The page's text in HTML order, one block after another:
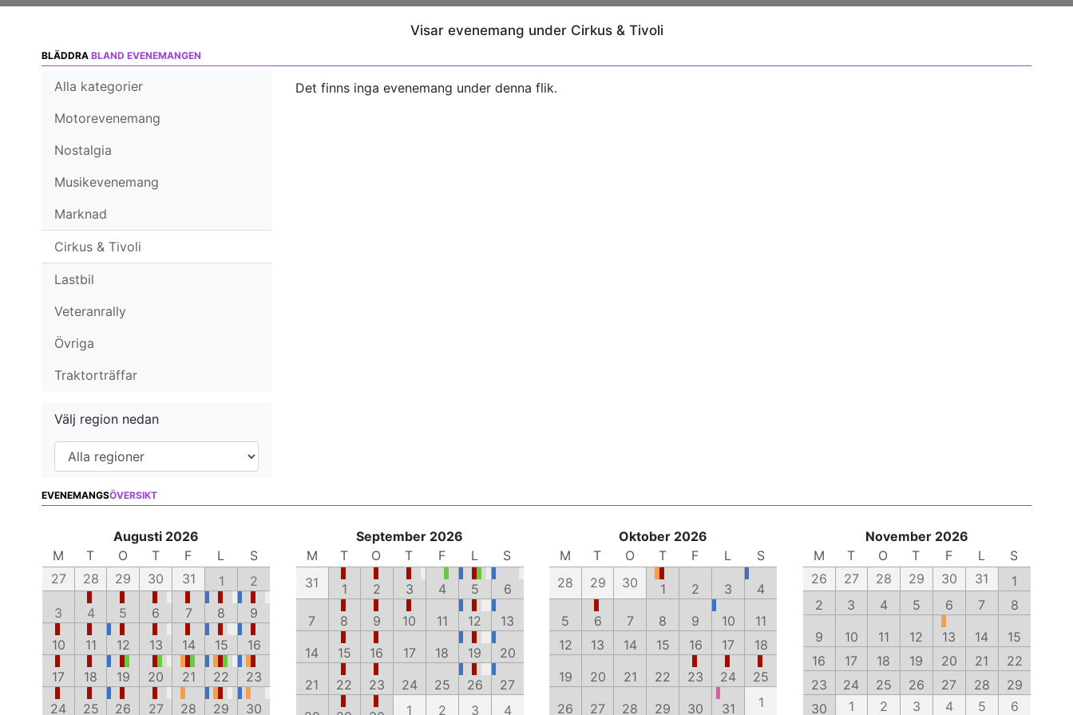
Visar evenemang under Cirkus & Tivoli
BLÄDDRA BLAND EVENEMANGEN
Alla kategorier
Motorevenemang
Nostalgia
Musikevenemang
Marknad
Cirkus & Tivoli
Lastbil
Veteranrally
Övriga
Traktorträffar
Välj region nedan
Det finns inga evenemang under denna flik.
EVENEMANGSÖVERSIKT
Augusti 2026
M
T O T F L
S
27
28 29 30 31 1
2
3
4 5 6 7 8
9
10
11 12 13 14 15
16
17
18 19 20 21 22
23
24
25 26 27 28 29 30
September 2026
M
T O T F L
S
31
1 2 3 4 5
6
7
8 9 10 11 12
13
14
15 16 17 18 19
20
21
22 23 24 25 26
27
1 2 3 4
Oktober 2026
M
T O T F L
S
28
29 30 1 2 3
4
5
6 7 8 9 10
11
12
13 14 15 16 17
18
19
20 21 22 23 24
25
26
27 28 29 30 31 1
November 2026
M
T O T F L
S
26
27 28 29 30 31
1
2
3 4 5 6 7
8
9
10 11 12 13 14
15
16
17 18 19 20 21
22
23
24 25 26 27 28
29
30
1 2 3 4 5 6